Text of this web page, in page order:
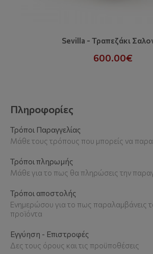
Sevilla - Τραπεζάκι
600.00€
Πληροφορίες
Τρόποι Παραγγελίας
Μάθε τους τρόπους που μπορείς να
Τρόποι πληρωμής
Μάθε για το πως θα πληρώσεις την
Τρόποι αποστολής
Ενημερώσου για το πως παραλαμβάνεις
προϊόντα
Εγγύηση - Επιστροφές
Δες τους όρους και τις προϋποθέσεις